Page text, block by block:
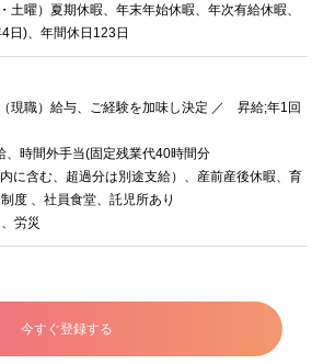
土曜）夏期休暇、年末年始休暇、年次有給休暇、
日)、年間休日123日
職）給与、ご経験を加味し決定 ／ 昇給;年1回
、時間外手当(固定残業代40時間分
に含む、超過分は別途支給）、産前産後休暇、育
度 、社員食堂、託児所あり
労災
今すぐ登録する